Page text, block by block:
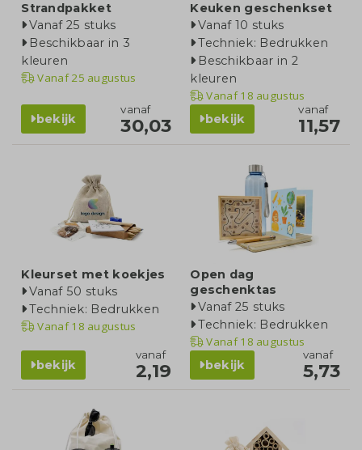
Strandpakket
Vanaf 25 stuks
Beschikbaar in 3
kleuren
Vanaf25 augustus
bekijk
vanaf
30,03
Keuken geschenkset
Vanaf 10 stuks
Techniek: Bedrukken
Beschikbaar in 2
kleuren
Vanaf18 augustus
bekijk
vanaf
11,57
Kleurset met koekjes
Vanaf 50 stuks
Techniek: Bedrukken
Vanaf18 augustus
bekijk
vanaf
2,19
Open dag
geschenktas
Vanaf 25 stuks
Techniek: Bedrukken
Vanaf18 augustus
bekijk
vanaf
5,73